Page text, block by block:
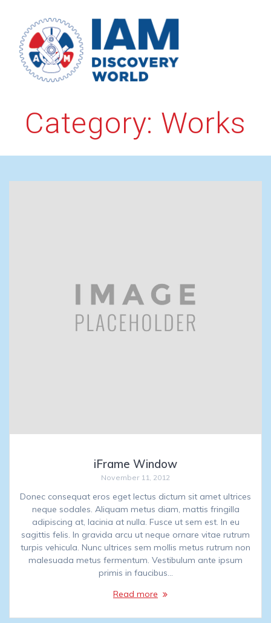
to
content
Category: Works
iFrame Window
November 11, 2012
Donec consequat eros eget lectus dictum sit amet ultrices
neque sodales. Aliquam metus diam, mattis fringilla
adipiscing at, lacinia at nulla. Fusce ut sem est. In eu
sagittis felis. In gravida arcu ut neque ornare vitae rutrum
turpis vehicula. Nunc ultrices sem mollis metus rutrum non
malesuada metus fermentum. Vestibulum ante ipsum
primis in faucibus…
Read more